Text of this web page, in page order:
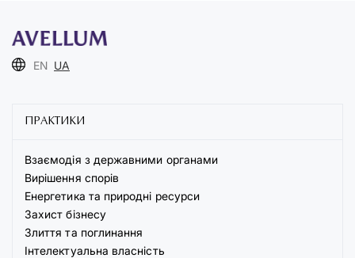
EN UA
ПРАКТИКИ
Взаємодія з державними органами
Вирішення спорів
Енергетика та природні ресурси
Захист бізнесу
Злиття та поглинання
Інтелектуальна власність